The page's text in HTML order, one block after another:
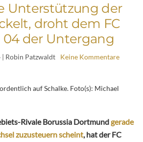
Unterstützung der
droht dem FC
04 der Untergang
| Robin Patzwaldt Keine Kommentare
auf Schalke. Foto(s): Michael
Rivale Borussia Dortmundgerade
zuzusteuern scheint, hat der FC